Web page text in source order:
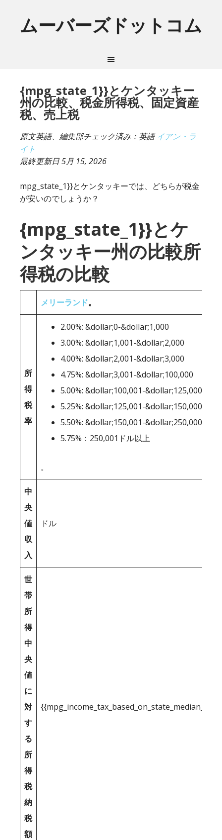
ムーバーズドットコム
{mpg_state_1}}とケンタッキー
州の比較、税金所得税、固定資産
税、売上税
原文英語、編集部チェック済み：英語イアン・ラ
イト
最終更新日5月 15, 2026
mpg_state_1}}とケンタッキーでは、どちらが税金
が安いのでしょうか？
{mpg_state_1}}とケ
ンタッキー州の比較所
得税の比較
メリーランド。
所
得
税
率
2.00%: &dollar;0-&dollar;1,000
3.00%: &dollar;1,001-&dollar;2,000
4.00%: &dollar;2,001-&dollar;3,000
4.75%: &dollar;3,001-&dollar;100,000
5.00%: &dollar;100,001-&dollar;125,000
5.25%: &dollar;125,001-&dollar;150,000
5.50%: &dollar;150,001-&dollar;250,000
5.75%：250,001ドル以上
。
中
央
値
収
入
ドル
世
帯
所
得
中
央
値
に
対
す
る
所
得
税
納
税
額